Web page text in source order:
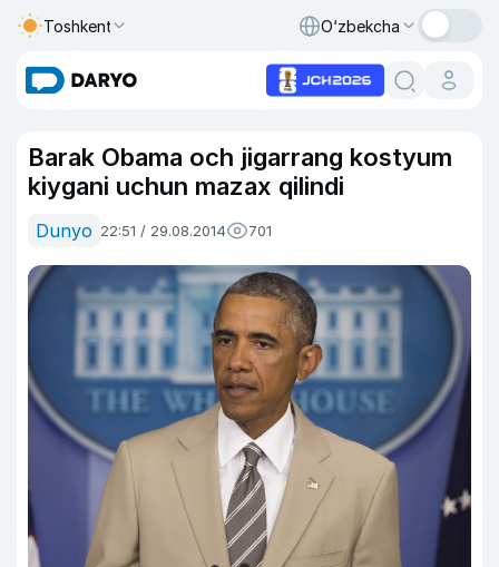
Toshkent O‘zbekcha
Barak Obama och jigarrang kostyum
kiygani uchun mazax qilindi
Dunyo 22:51 / 29.08.2014 701